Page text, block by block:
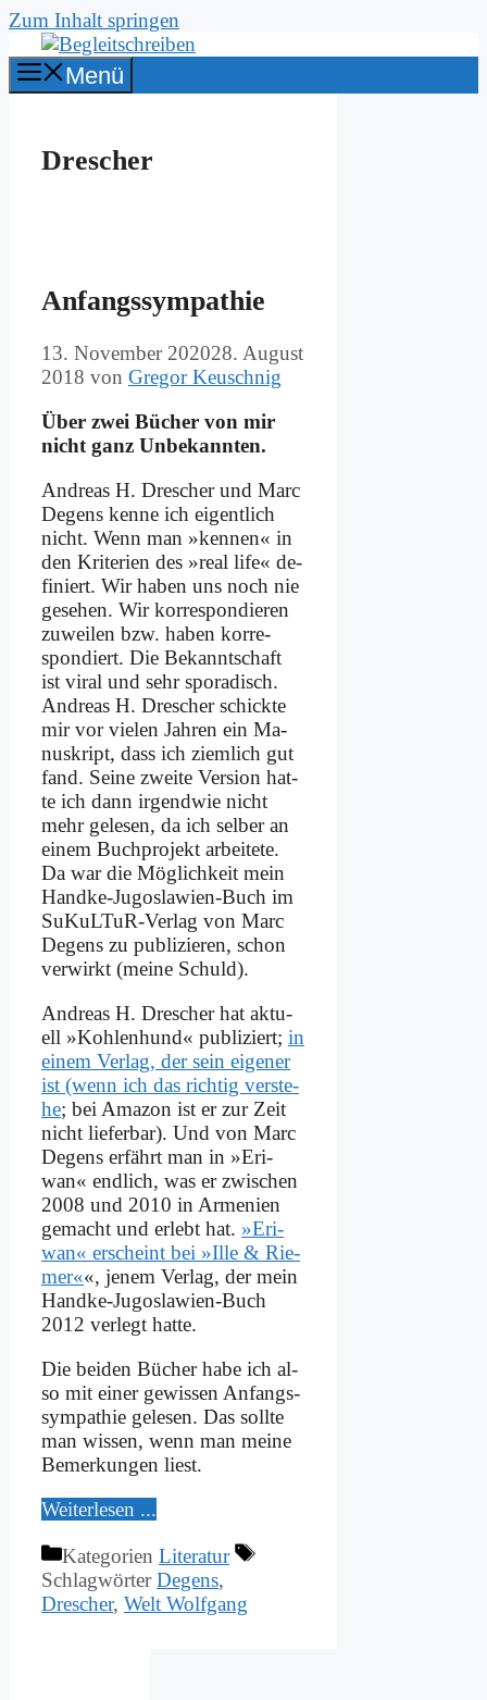
Zum Inhalt springen
Menü
Drescher
An­fangs­sym­pa­thie
13. November 202028. August
2018 von Gregor Keuschnig
Über zwei Bü­cher von mir
nicht ganz Un­be­kann­ten.
An­dre­as H. Dre­scher und Marc
De­gens ken­ne ich ei­gent­lich
nicht. Wenn man »ken­nen« in
den Kri­te­ri­en des »re­al life« de­
fi­niert. Wir ha­ben uns noch nie
ge­se­hen. Wir korrespon­dieren
zu­wei­len bzw. ha­ben kor­re­
spon­diert. Die Be­kannt­schaft
ist vi­ral und sehr spo­ra­disch.
An­dre­as H. Dre­scher schick­te
mir vor vie­len Jah­ren ein Ma­
nu­skript, dass ich ziem­lich gut
fand. Sei­ne zwei­te Ver­si­on hat­
te ich dann ir­gend­wie nicht
mehr ge­le­sen, da ich sel­ber an
ei­nem Buch­pro­jekt ar­bei­te­te.
Da war die Mög­lich­keit mein
Hand­ke-Ju­go­sla­wi­en-Buch im
SuKuL­TuR-Ver­lag von Marc
De­gens zu pu­bli­zie­ren, schon
ver­wirkt (mei­ne Schuld).
An­dre­as H. Dre­scher hat ak­tu­
ell »Koh­len­hund« pu­bli­ziert; in
ei­nem Ver­lag, der sein ei­ge­ner
ist (wenn ich das rich­tig ver­ste­
he; bei Ama­zon ist er zur Zeit
nicht lie­fer­bar). Und von Marc
De­gens er­fährt man in »Eri­
wan« end­lich, was er zwi­schen
2008 und 2010 in Ar­me­ni­en
ge­macht und er­lebt hat. »Eri­
wan« er­scheint bei »Il­le & Rie­
mer««, je­nem Ver­lag, der mein
Hand­ke-Ju­go­sla­wi­en-Buch
2012 ver­legt hat­te.
Die bei­den Bü­cher ha­be ich al­
so mit ei­ner ge­wis­sen An­fangs­
sym­pa­thie ge­le­sen. Das soll­te
man wis­sen, wenn man mei­ne
Be­mer­kun­gen liest.
Wei­ter­le­sen ...
Kategorien Literatur
SchlagwörterDegens,
Drescher, Welt Wolfgang